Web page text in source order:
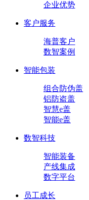
企业优势
客户服务
海普客户
数智案例
智能包装
组合防伪盖
铝防盗盖
智慧e盖
智能e盖
数智科技
智能装备
产线集成
数字平台
员工成长